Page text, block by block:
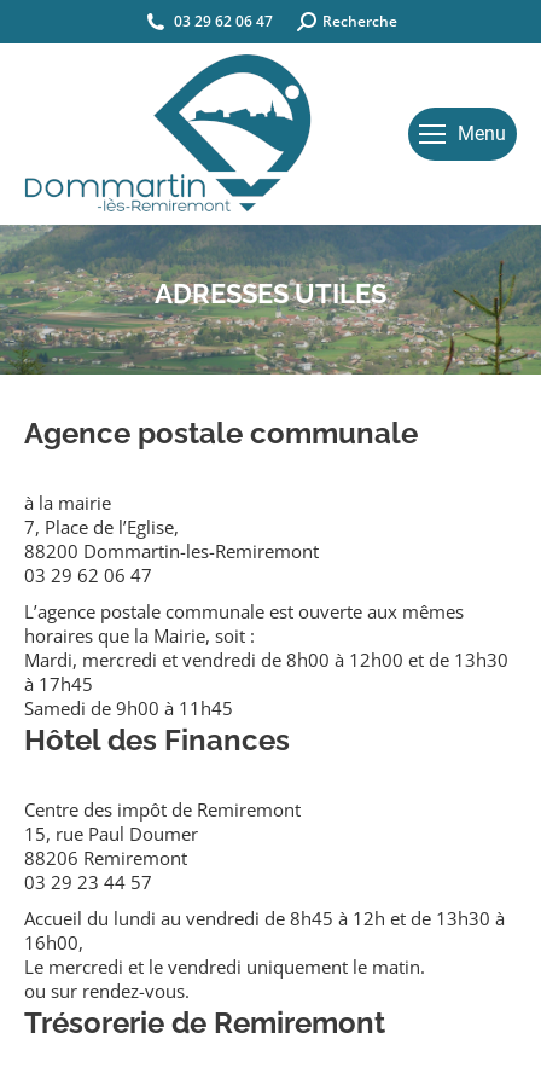
03 29 62 06 47 Search:Recherche
Menu
ADRESSES UTILES
Agence postale communale
à la mairie
7, Place de l’Eglise,
88200 Dommartin-les-Remiremont
03 29 62 06 47
L’agence postale communale est ouverte aux mêmes
horaires que la Mairie, soit :
Mardi, mercredi et vendredi de 8h00 à 12h00 et de 13h30
à 17h45
Samedi de 9h00 à 11h45
Hôtel des Finances
Centre des impôt de Remiremont
15, rue Paul Doumer
88206 Remiremont
03 29 23 44 57
Accueil du lundi au vendredi de 8h45 à 12h et de 13h30 à
16h00,
Le mercredi et le vendredi uniquement le matin.
ou sur rendez-vous.
Trésorerie de Remiremont